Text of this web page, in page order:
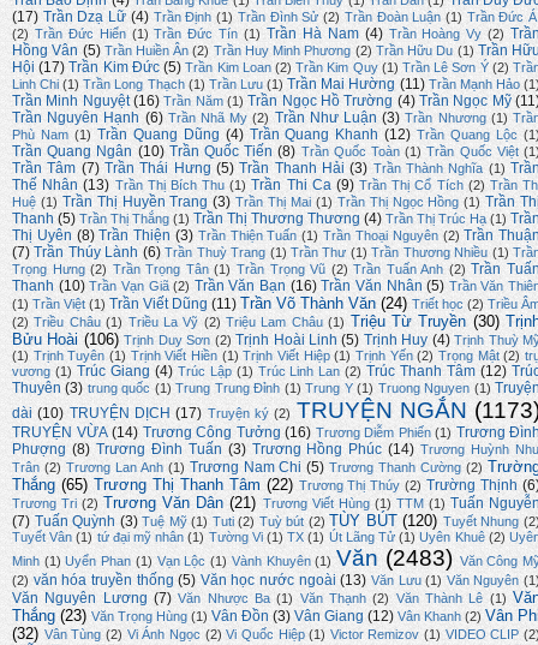
(17) Trần Dzạ Lữ (4) Trần Định (1) Trần Đình Sử (2) Trần Đoàn Luận (1) Trần Đức
(2) Trần Đức Hiển (1) Trần Đức Tín (1) Trần Hà Nam (4) Trần Hoàng Vy (2)
Hồng Vân (5) Trần Huiền Ân (2) Trần Huy Minh Phương (2) Trần Hữu Du (1) Trần
Hội (17) Trần Kim Đức (5) Trần Kim Loan (2) Trần Kim Quy (1) Trần Lê Sơn Ý (2)
Linh Chi (1) Trần Long Thạch (1) Trần Lưu (1) Trần Mai Hường (11) Trần Mạnh Hảo
Trần Minh Nguyệt (16) Trần Năm (1) Trần Ngọc Hồ Trường (4) Trần Ngọc Mỹ
Trần Nguyên Hạnh (6) Trần Nhã My (2) Trần Như Luận (3) Trần Nhương (1)
Phù Nam (1) Trần Quang Dũng (4) Trần Quang Khanh (12) Trần Quang Lộc
Trần Quang Ngân (10) Trần Quốc Tiến (8) Trần Quốc Toàn (1) Trần Quốc Việt
Trần Tâm (7) Trần Thái Hưng (5) Trần Thanh Hải (3) Trần Thành Nghĩa (1)
Thế Nhân (13) Trần Thị Bích Thu (1) Trần Thi Ca (9) Trần Thị Cổ Tích (2) Trần
Huệ (1) Trần Thị Huyền Trang (3) Trần Thị Mai (1) Trần Thị Ngọc Hồng (1) Trần
Thanh (5) Trần Thị Thắng (1) Trần Thị Thương Thương (4) Trần Thị Trúc Hạ (1)
Thị Uyên (8) Trần Thiện (3) Trần Thiện Tuấn (1) Trần Thoại Nguyên (2) Trần
(7) Trần Thúy Lành (6) Trần Thuỳ Trang (1) Trần Thư (1) Trần Thương Nhiều (1)
Trọng Hưng (2) Trần Trọng Tân (1) Trần Trọng Vũ (2) Trần Tuấn Anh (2) Trần
Thanh (10) Trần Vạn Giã (2) Trần Văn Bạn (16) Trần Văn Nhân (5) Trần Văn
(1) Trần Việt (1) Trần Viết Dũng (11) Trần Võ Thành Văn (24) Triết học (2) Triều
(2) Triều Châu (1) Triều La Vỹ (2) Triệu Lam Châu (1) Triệu Từ Truyền (30)
Bửu Hoài (106) Trịnh Duy Sơn (2) Trịnh Hoài Linh (5) Trịnh Huy (4) Trịnh Thuỳ
(1) Trịnh Tuyên (1) Trịnh Viết Hiền (1) Trịnh Viết Hiệp (1) Trịnh Yến (2) Trọng Mật (2)
vương (1) Trúc Giang (4) Trúc Lập (1) Trúc Linh Lan (2) Trúc Thanh Tâm (12)
Thuyên (3) trung quốc (1) Trung Trung Đỉnh (1) Trung Y (1) Truong Nguyen (1)
dài (10) TRUYỆN DỊCH (17) Truyện ký (2) TRUYỆN NGẮN
TRUYỆN VỪA (14) Trương Công Tưởng (16) Trương Diễm Phiến (1) Trương
Phượng (8) Trương Đình Tuấn (3) Trương Hồng Phúc (14) Trương Huỳnh
Trân (2) Trương Lan Anh (1) Trương Nam Chi (5) Trương Thanh Cường (2)
Thắng (65) Trương Thị Thanh Tâm (22) Trương Thị Thúy (2) Trường Thịnh
Trương Tri (2) Trương Văn Dân (21) Trương Viết Hùng (1) TTM (1) Tuấn
(7) Tuấn Quỳnh (3) Tuệ Mỹ (1) Tuti (2) Tuỳ bút (2) TÙY BÚT (120) Tuyết Nhung
Tuyết Vân (1) tứ đại mỹ nhân (1) Tường Vi (1) TX (1) Út Lãng Tử (1) Uyên Khuê (2)
Minh (1) Uyển Phan (1) Vạn Lộc (1) Vành Khuyên (1) Văn (2483) Văn Công
(2) văn hóa truyền thống (5) Văn học nước ngoài (13) Văn Lưu (1) Văn Nguyên
Văn Nguyên Lương (7) Văn Nhược Ba (1) Văn Thạnh (2) Văn Thành Lê (1)
Thắng (23) Văn Trọng Hùng (1) Vân Đồn (3) Vân Giang (12) Vân Khanh (2) Vân
(32) Vân Tùng (2) Vi Ánh Ngọc (2) Vi Quốc Hiệp (1) Victor Remizov (1) VIDEO CLIP